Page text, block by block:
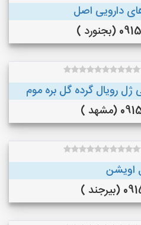
دارویی اصل
)
رویال گرده گل بره موم
)
اویشن
)